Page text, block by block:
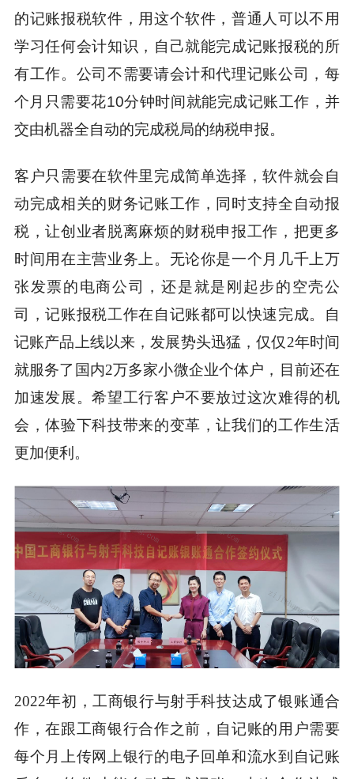
的记账报税软件，用这个软件，普通人可以不用
学习任何会计知识，自己就能完成记账报税的所
有工作。公司不需要请会计和代理记账公司，每
个月只需要花10分钟时间就能完成记账工作，并
交由机器全自动的完成税局的纳税申报。
客户只需要在软件里完成简单选择，软件就会自
动完成相关的财务记账工作，同时支持全自动报
税，让创业者脱离麻烦的财税申报工作，把更多
时间用在主营业务上。无论你是一个月几千上万
张发票的电商公司，还是就是刚起步的空壳公
司，记账报税工作在自记账都可以快速完成。自
记账产品上线以来，发展势头迅猛，仅仅2年时间
就服务了国内2万多家小微企业个体户，目前还在
加速发展。希望工行客户不要放过这次难得的机
会，体验下科技带来的变革，让我们的工作生活
更加便利。
2022年初，工商银行与射手科技达成了银账通合
作，在跟工商银行合作之前，自记账的用户需要
每个月上传网上银行的电子回单和流水到自记账